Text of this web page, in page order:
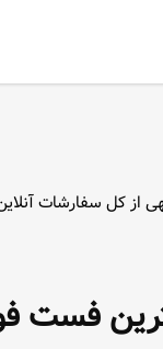
از کل سفارشات
فست